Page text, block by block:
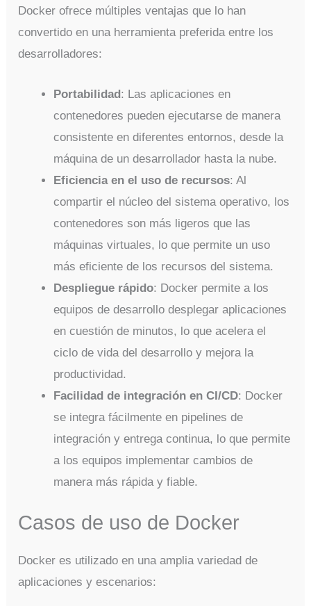
Docker ofrece múltiples ventajas que lo han
convertido en una herramienta preferida entre los
desarrolladores:
Portabilidad: Las aplicaciones en
contenedores pueden ejecutarse de manera
consistente en diferentes entornos, desde la
máquina de un desarrollador hasta la nube.
Eficiencia en el uso de recursos: Al
compartir el núcleo del sistema operativo, los
contenedores son más ligeros que las
máquinas virtuales, lo que permite un uso
más eficiente de los recursos del sistema.
Despliegue rápido: Docker permite a los
equipos de desarrollo desplegar aplicaciones
en cuestión de minutos, lo que acelera el
ciclo de vida del desarrollo y mejora la
productividad.
Facilidad de integración en CI/CD: Docker
se integra fácilmente en pipelines de
integración y entrega continua, lo que permite
a los equipos implementar cambios de
manera más rápida y fiable.
Casos de uso de Docker
Docker es utilizado en una amplia variedad de
aplicaciones y escenarios: